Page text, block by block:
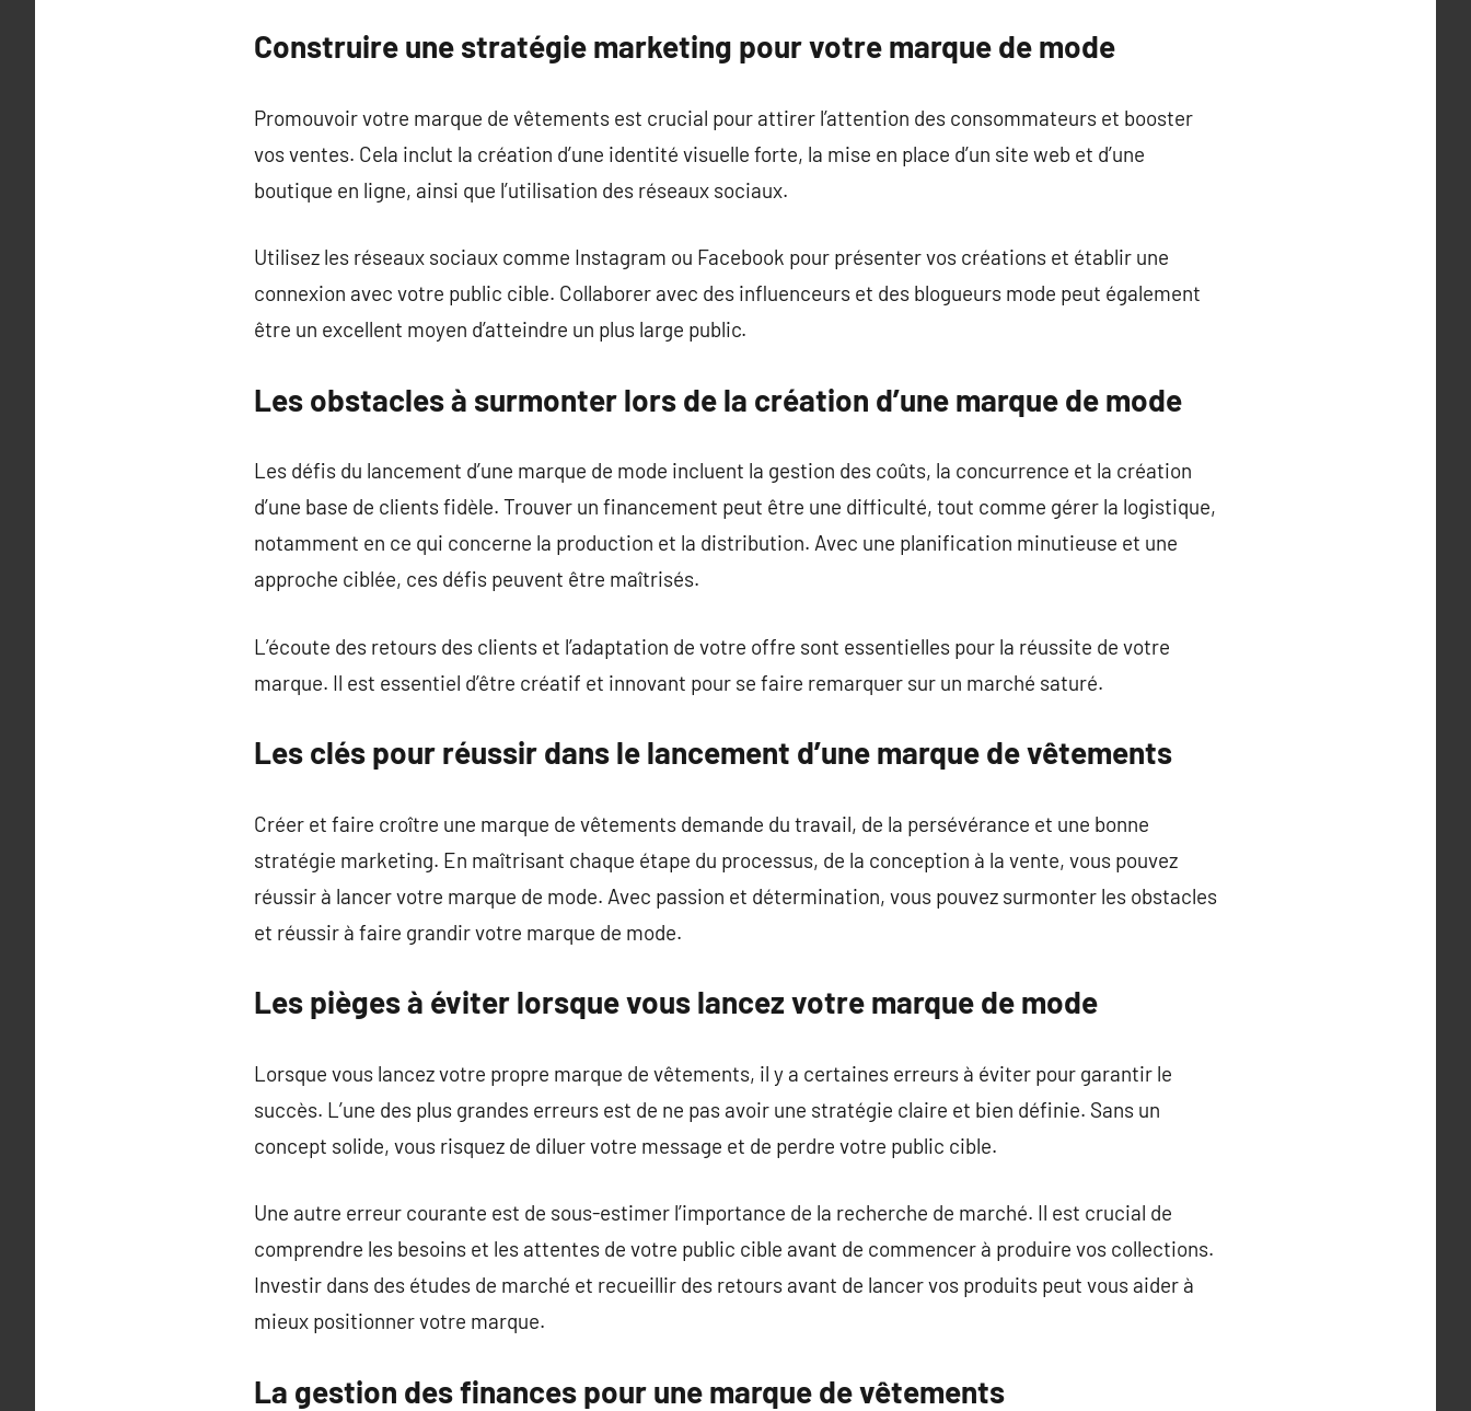
Construire une stratégie marketing pour votre marque de mode
Promouvoir votre marque de vêtements est crucial pour attirer l’attention des consommateurs et booster
vos ventes. Cela inclut la création d’une identité visuelle forte, la mise en place d’un site web et d’une
boutique en ligne, ainsi que l’utilisation des réseaux sociaux.
Utilisez les réseaux sociaux comme Instagram ou Facebook pour présenter vos créations et établir une
connexion avec votre public cible. Collaborer avec des influenceurs et des blogueurs mode peut également
être un excellent moyen d’atteindre un plus large public.
Les obstacles à surmonter lors de la création d’une marque de mode
Les défis du lancement d’une marque de mode incluent la gestion des coûts, la concurrence et la création
d’une base de clients fidèle. Trouver un financement peut être une difficulté, tout comme gérer la logistique,
notamment en ce qui concerne la production et la distribution. Avec une planification minutieuse et une
approche ciblée, ces défis peuvent être maîtrisés.
L’écoute des retours des clients et l’adaptation de votre offre sont essentielles pour la réussite de votre
marque. Il est essentiel d’être créatif et innovant pour se faire remarquer sur un marché saturé.
Les clés pour réussir dans le lancement d’une marque de vêtements
Créer et faire croître une marque de vêtements demande du travail, de la persévérance et une bonne
stratégie marketing. En maîtrisant chaque étape du processus, de la conception à la vente, vous pouvez
réussir à lancer votre marque de mode. Avec passion et détermination, vous pouvez surmonter les obstacles
et réussir à faire grandir votre marque de mode.
Les pièges à éviter lorsque vous lancez votre marque de mode
Lorsque vous lancez votre propre marque de vêtements, il y a certaines erreurs à éviter pour garantir le
succès. L’une des plus grandes erreurs est de ne pas avoir une stratégie claire et bien définie. Sans un
concept solide, vous risquez de diluer votre message et de perdre votre public cible.
Une autre erreur courante est de sous-estimer l’importance de la recherche de marché. Il est crucial de
comprendre les besoins et les attentes de votre public cible avant de commencer à produire vos collections.
Investir dans des études de marché et recueillir des retours avant de lancer vos produits peut vous aider à
mieux positionner votre marque.
La gestion des finances pour une marque de vêtements